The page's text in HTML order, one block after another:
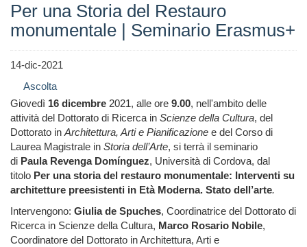
Per una Storia del Restauro
monumentale | Seminario Erasmus+
14-dic-2021
Ascolta
Giovedì 16 dicembre 2021, alle ore 9.00, nell'ambito delle
attività del Dottorato di Ricerca in Scienze della Cultura, del
Dottorato inArchitettura, Arti e Pianificazione e del Corso di
Laurea Magistrale in Storia dell’Arte, si terrà il seminario
di Paula Revenga Domínguez, Università di Cordova, dal
titolo Per una storia del restauro monumentale: Interventi su
architetture preesistenti in Età Moderna. Stato dell’arte.
Intervengono: Giulia de Spuches, Coordinatrice del Dottorato di
Ricerca in Scienze della Cultura, Marco Rosario Nobile,
Coordinatore del Dottorato in Architettura, Arti e